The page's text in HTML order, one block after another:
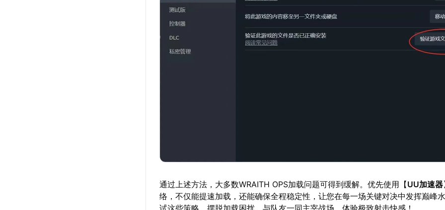
通过上述方法，大多数WRAITH OPS加载问题可得到缓解。优先使用【UU加速器
络，不仅能提速加载，还能确保全程稳定性，让您在每一场关键对决中发挥巅峰